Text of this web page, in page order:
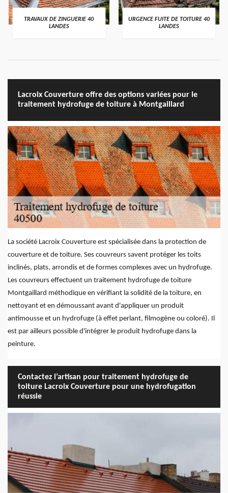
TRAVAUX DE ZINGUERIE 40
LANDES
URGENCE FUITE DE TOITURE 40
LANDES
Lacroix Couverture offre des options variées pour le
traitement hydrofuge de toiture à Montgaillard
La société Lacroix Couverture est spécialisée dans la protection de
couverture et de toiture. Ses couvreurs savent protéger les toits
inclinés, plats, arrondis et de formes complexes avec un hydrofuge.
Les couvreurs effectuent un traitement hydrofuge de toiture
Montgaillard méthodique en vérifiant la solidité de la toiture, en
nettoyant et en démoussant avant d'appliquer un produit
antimousse et un hydrofuge (à effet perlant, filmogène ou coloré). Il
est par ailleurs possible d'intégrer le produit hydrofuge dans la
peinture.
Contactez l’artisan pour traitement hydrofuge de
toiture Lacroix Couverture pour une hydrofugation
réussie